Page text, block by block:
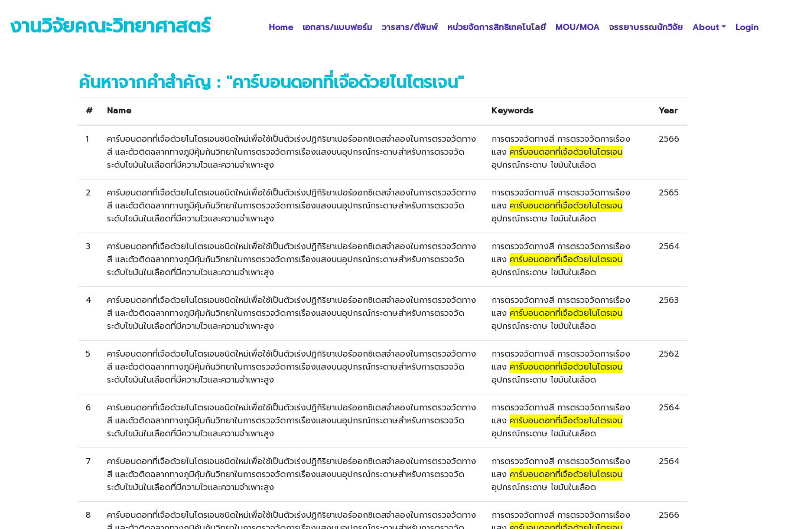
งานวิจัยคณะวิทยาศาสตร์ Home(current)
เอกสาร/แบบฟอร์ม วารสาร/ตีพิมพ์ หน่วยจัดการสิทธิเทคโนโลยี MOU/MOA จรรยาบรรณนักวิจัย About Login
ค้นหาจากคำสำคัญ : "คาร์บอนดอทที่เจือด้วยไนโตรเจน"
# Name Keywords Year
1
คาร์บอนดอทที่เจือด้วยไนโตรเจนชนิดใหม่เพื่อใช้เป็นตัวเร่งปฏิกิริยาเปอร์ออกซิเดสจำลองในการตรวจวัดทาง
สี และตัวติดฉลากทางภูมิคุ้มกันวิทยาในการตรวจวัดการเรืองแสงบนอุปกรณ์กระดาษสำหรับการตรวจวัด
ระดับไขมันในเลือดที่มีความไวและความจำเพาะสูง
การตรวจวัดทางสี การตรวจวัดการเรือง
แสง คาร์บอนดอทที่เจือด้วยไนโตรเจน
อุปกรณ์กระดาษ ไขมันในเลือด
2566
2
คาร์บอนดอทที่เจือด้วยไนโตรเจนชนิดใหม่เพื่อใช้เป็นตัวเร่งปฏิกิริยาเปอร์ออกซิเดสจำลองในการตรวจวัดทาง
สี และตัวติดฉลากทางภูมิคุ้มกันวิทยาในการตรวจวัดการเรืองแสงบนอุปกรณ์กระดาษสำหรับการตรวจวัด
ระดับไขมันในเลือดที่มีความไวและความจำเพาะสูง
การตรวจวัดทางสี การตรวจวัดการเรือง
แสง คาร์บอนดอทที่เจือด้วยไนโตรเจน
อุปกรณ์กระดาษ ไขมันในเลือด
2565
3
คาร์บอนดอทที่เจือด้วยไนโตรเจนชนิดใหม่เพื่อใช้เป็นตัวเร่งปฏิกิริยาเปอร์ออกซิเดสจำลองในการตรวจวัดทาง
สี และตัวติดฉลากทางภูมิคุ้มกันวิทยาในการตรวจวัดการเรืองแสงบนอุปกรณ์กระดาษสำหรับการตรวจวัด
ระดับไขมันในเลือดที่มีความไวและความจำเพาะสูง
การตรวจวัดทางสี การตรวจวัดการเรือง
แสง คาร์บอนดอทที่เจือด้วยไนโตรเจน
อุปกรณ์กระดาษ ไขมันในเลือด
2564
4
คาร์บอนดอทที่เจือด้วยไนโตรเจนชนิดใหม่เพื่อใช้เป็นตัวเร่งปฏิกิริยาเปอร์ออกซิเดสจำลองในการตรวจวัดทาง
สี และตัวติดฉลากทางภูมิคุ้มกันวิทยาในการตรวจวัดการเรืองแสงบนอุปกรณ์กระดาษสำหรับการตรวจวัด
ระดับไขมันในเลือดที่มีความไวและความจำเพาะสูง
การตรวจวัดทางสี การตรวจวัดการเรือง
แสง คาร์บอนดอทที่เจือด้วยไนโตรเจน
อุปกรณ์กระดาษ ไขมันในเลือด
2563
5
คาร์บอนดอทที่เจือด้วยไนโตรเจนชนิดใหม่เพื่อใช้เป็นตัวเร่งปฏิกิริยาเปอร์ออกซิเดสจำลองในการตรวจวัดทาง
สี และตัวติดฉลากทางภูมิคุ้มกันวิทยาในการตรวจวัดการเรืองแสงบนอุปกรณ์กระดาษสำหรับการตรวจวัด
ระดับไขมันในเลือดที่มีความไวและความจำเพาะสูง
การตรวจวัดทางสี การตรวจวัดการเรือง
แสง คาร์บอนดอทที่เจือด้วยไนโตรเจน
อุปกรณ์กระดาษ ไขมันในเลือด
2562
6
คาร์บอนดอทที่เจือด้วยไนโตรเจนชนิดใหม่เพื่อใช้เป็นตัวเร่งปฏิกิริยาเปอร์ออกซิเดสจำลองในการตรวจวัดทาง
สี และตัวติดฉลากทางภูมิคุ้มกันวิทยาในการตรวจวัดการเรืองแสงบนอุปกรณ์กระดาษสำหรับการตรวจวัด
ระดับไขมันในเลือดที่มีความไวและความจำเพาะสูง
การตรวจวัดทางสี การตรวจวัดการเรือง
แสง คาร์บอนดอทที่เจือด้วยไนโตรเจน
อุปกรณ์กระดาษ ไขมันในเลือด
2564
7
คาร์บอนดอทที่เจือด้วยไนโตรเจนชนิดใหม่เพื่อใช้เป็นตัวเร่งปฏิกิริยาเปอร์ออกซิเดสจำลองในการตรวจวัดทาง
สี และตัวติดฉลากทางภูมิคุ้มกันวิทยาในการตรวจวัดการเรืองแสงบนอุปกรณ์กระดาษสำหรับการตรวจวัด
ระดับไขมันในเลือดที่มีความไวและความจำเพาะสูง
การตรวจวัดทางสี การตรวจวัดการเรือง
แสง คาร์บอนดอทที่เจือด้วยไนโตรเจน
อุปกรณ์กระดาษ ไขมันในเลือด
2564
8
คาร์บอนดอทที่เจือด้วยไนโตรเจนชนิดใหม่เพื่อใช้เป็นตัวเร่งปฏิกิริยาเปอร์ออกซิเดสจำลองในการตรวจวัดทาง
การตรวจวัดทางสี การตรวจวัดการเรือง
2566